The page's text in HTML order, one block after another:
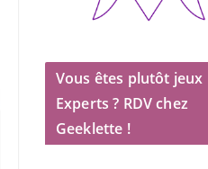
Vous êtes plutôt jeux
Experts ? RDV chez
Geeklette !